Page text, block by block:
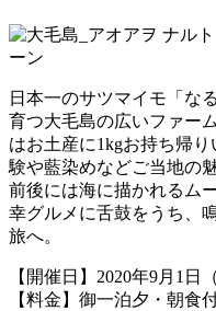
日本一のサツマイモ「な
育つ大毛島の広いファー
はお土産に1kgお持ち帰
験や藍染めなどご当地の
前後には海に描かれるム
幸グルメに舌鼓をうち、
旅へ。
【開催日】2020年9月1日
【料金】御一泊夕・朝食